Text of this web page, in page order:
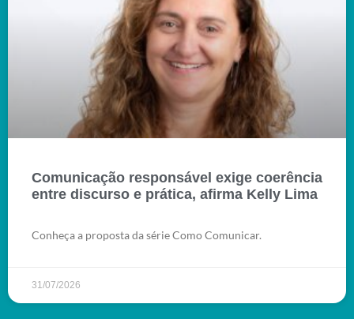
Comunicação responsável exige coerência
entre discurso e prática, afirma Kelly Lima
Conheça a proposta da série Como Comunicar.
31/07/2026